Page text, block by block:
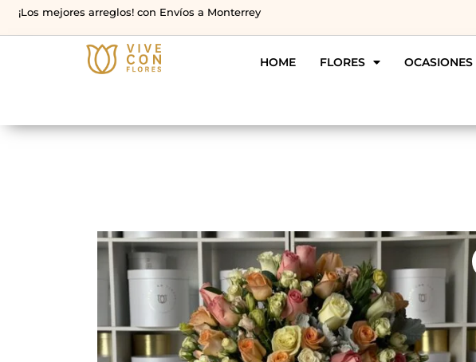
¡Los mejores arreglos! con Envíos a Monterrey
HOME FLORES OCASIONES